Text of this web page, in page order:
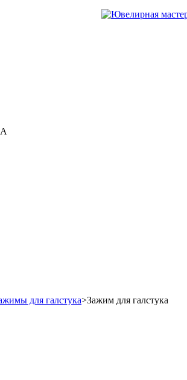
для галстука>Зажим для галстука